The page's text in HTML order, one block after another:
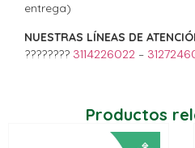
entrega)
NUESTRAS LÍNEAS DE
???????? 3114226022 –
Productos